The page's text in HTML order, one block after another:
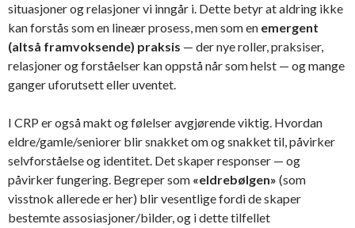
situasjoner og relasjoner vi inngår i. Dette betyr at aldring ikke
kan forstås som en lineær prosess, men som en emergent
(altså framvoksende) praksis — der nye roller, praksiser,
relasjoner og forståelser kan oppstå når som helst — og mange
ganger uforutsett eller uventet.
I CRP er også makt og følelser avgjørende viktig. Hvordan
eldre/gamle/seniorer blir snakket om og snakket til, påvirker
selvforståelse og identitet. Det skaper responser — og
påvirker fungering. Begreper som «eldrebølgen» (som
visstnok allerede er her) blir vesentlige fordi de skaper
bestemte assosiasjoner/bilder, og i dette tilfellet